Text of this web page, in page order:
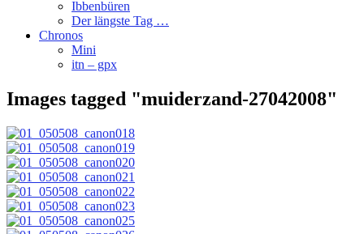
Ibbenbüren
Der längste Tag …
Chronos
Mini
itn – gpx
Images tagged "muiderzand-27042008"